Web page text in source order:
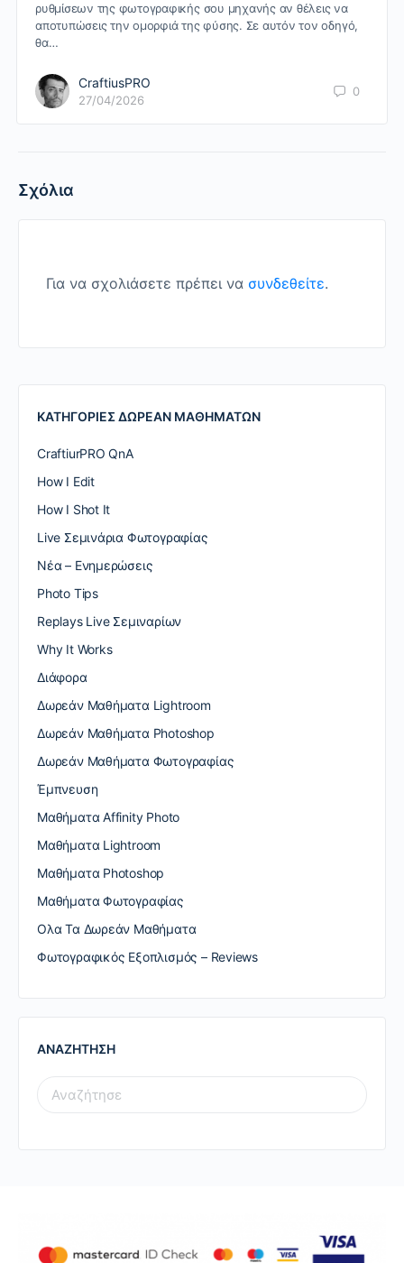
ρυθμίσεων της φωτογραφικής σου μηχανής αν θέλεις να
αποτυπώσεις την ομορφιά της φύσης. Σε αυτόν τον οδηγό,
θα…
CraftiusPRO
27/04/2026
0
Σχόλια
Για να σχολιάσετε πρέπει να συνδεθείτε.
ΚΑΤΗΓΟΡΙΕΣ ΔΩΡΕΑΝ ΜΑΘΗΜΑΤΩΝ
CraftiurPRO QnA
How I Edit
How I Shot It
Live Σεμινάρια Φωτογραφίας
Nέα – Ενημερώσεις
Photo Tips
Replays Live Σεμιναρίων
Why It Works
Διάφορα
Δωρεάν Μαθήματα Lightroom
Δωρεάν Μαθήματα Photoshop
Δωρεάν Μαθήματα Φωτογραφίας
Έμπνευση
Μαθήματα Affinity Photo
Μαθήματα Lightroom
Μαθήματα Photoshop
Μαθήματα Φωτογραφίας
Ολα Τα Δωρεάν Μαθήματα
Φωτογραφικός Εξοπλισμός – Reviews
ΑΝΑΖΗΤΗΣΗ
SEARCH
FOR: